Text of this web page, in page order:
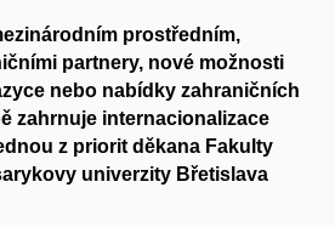
prostředním,
partnery, nové možnosti
nebo nabídky zahraničních
zahrnuje internacionalizace
z priorit děkana Fakulty
univerzity Břetislava